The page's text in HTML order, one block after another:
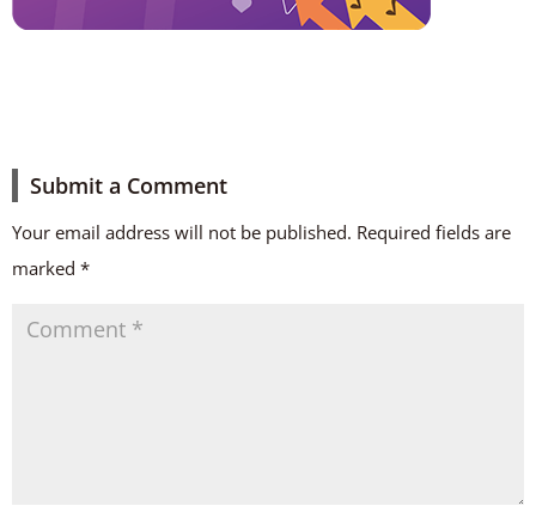
Submit a Comment
Your email address will not be published. Required fields are
marked *